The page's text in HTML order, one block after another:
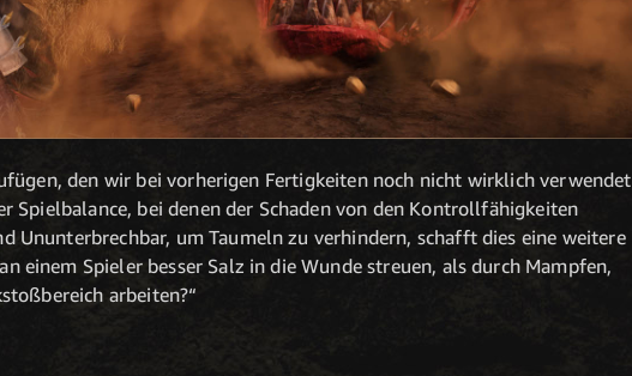
den wir bei vorherigen Fertigkeiten noch nicht wirklich verwendet
Spielbalance, bei denen der Schaden von den Kontrollfähigkeiten
Ununterbrechbar, um Taumeln zu verhindern, schafft dies eine weitere
einem Spieler besser Salz in die Wunde streuen, als durch Mampfen,
arbeiten?“